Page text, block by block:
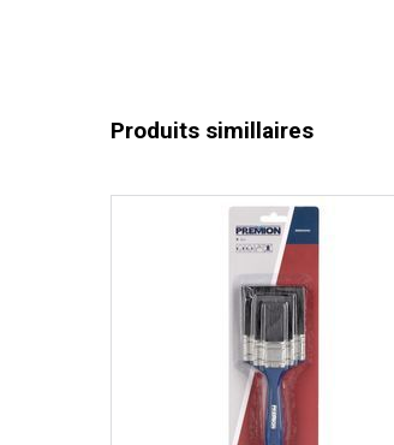
Produits simillaires